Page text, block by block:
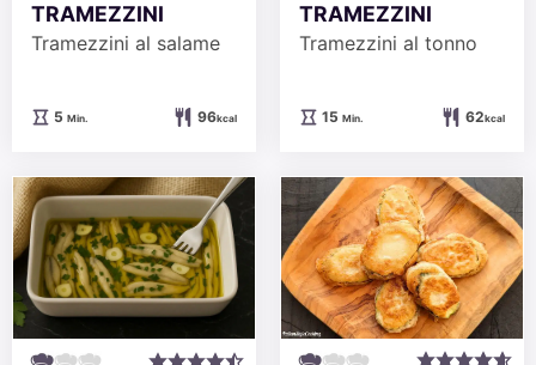
TRAMEZZINI
Tramezzini al salame
5Minuten
Min. 96kcal
TRAMEZZINI
Tramezzini al tonno
15Minuten
Min. 62kcal